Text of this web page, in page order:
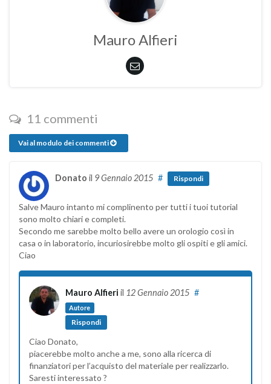
Mauro Alfieri
11 commenti
Vai al modulo dei commenti
Donato il 9 Gennaio 2015 # Rispondi
Salve Mauro intanto mi complinento per tutti i tuoi tutorial
sono molto chiari e completi.
Secondo me sarebbe molto bello avere un orologio così in
casa o in laboratorio, incuriosirebbe molto gli ospiti e gli amici.
Ciao
Mauro Alfieri il 12 Gennaio 2015
Autore
#
Rispondi
Ciao Donato,
piacerebbe molto anche a me, sono alla ricerca di
finanziatori per l’acquisto del materiale per realizzarlo.
Saresti interessato ?